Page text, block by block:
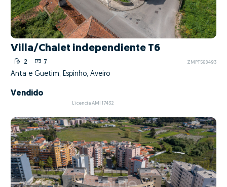
Villa/Chalet independiente T6
2 7 ZMPT568493
Anta e Guetim, Espinho, Aveiro
Vendido
Licencia AMI 17432